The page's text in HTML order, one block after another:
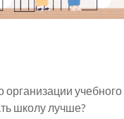
школу лучше?